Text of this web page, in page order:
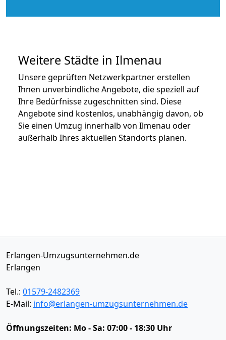
Weitere Städte in Ilmenau
Unsere geprüften Netzwerkpartner erstellen
Ihnen unverbindliche Angebote, die speziell auf
Ihre Bedürfnisse zugeschnitten sind. Diese
Angebote sind kostenlos, unabhängig davon, ob
Sie einen Umzug innerhalb von Ilmenau oder
außerhalb Ihres aktuellen Standorts planen.
Erlangen-Umzugsunternehmen.de
Erlangen
Tel.: 01579-2482369
E-Mail: info@erlangen-umzugsunternehmen.de
Öffnungszeiten: Mo - Sa: 07:00 - 18:30 Uhr